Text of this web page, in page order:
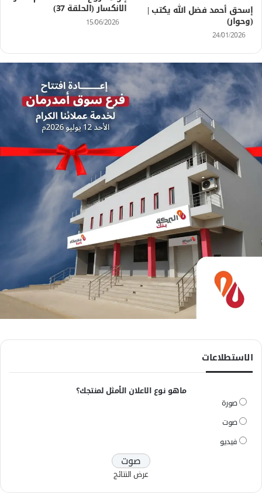
إسحق أحمد فضل الله يكتب |
(وحوار)
24/01/2026
الانكسار (الحلقة 37)
15/06/2026
الاستطلاعات
ماهو نوع الاعلان الأمثل لمنتجك؟
صورة
صوت
فيديو
عرض النتائج